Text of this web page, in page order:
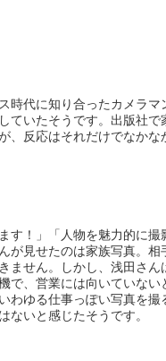
時代に知り合ったカメラマ
ていたそうです。出版社で
、反応はそれだけでなかな
！」「人物を魅力的に撮
が見せたのは家族写真。相
ません。しかし、浅田さん
で、営業には向いていない
わゆる仕事っぽい写真を撮
ないと感じたそうです。